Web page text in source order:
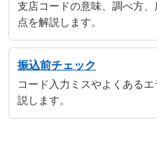
支店コードの意味、調べ方
点を解説します。
振込前チェック
コード入力ミスやよくある
説します。